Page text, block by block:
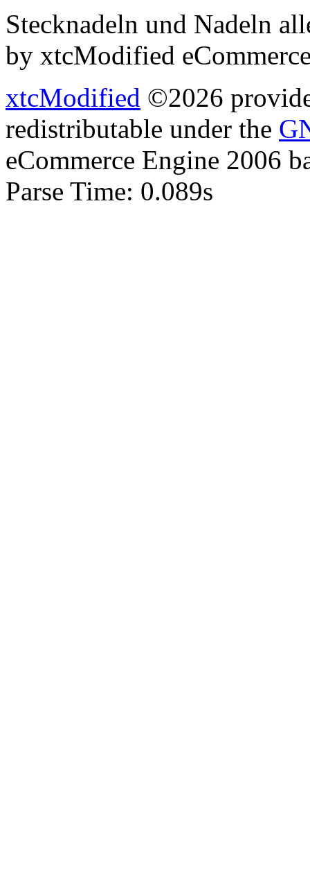
Stecknadeln und Nadeln
by xtcModified
xtcModified ©2026
redistributable under the
eCommerce Engine 2006
Parse Time: 0.089s